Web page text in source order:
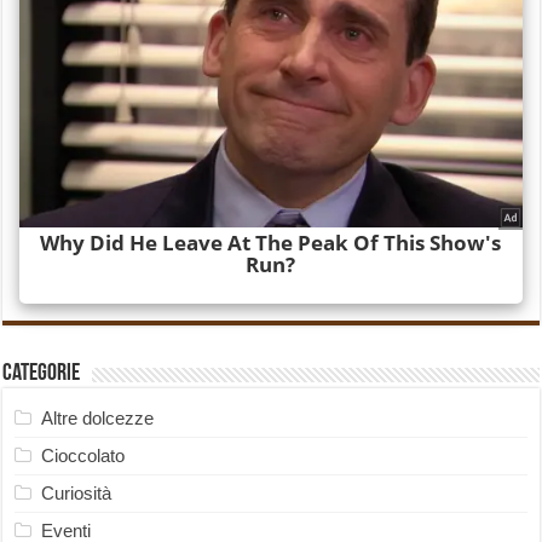
Categorie
Altre dolcezze
Cioccolato
Curiosità
Eventi